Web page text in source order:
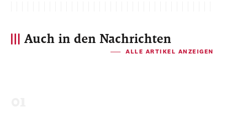
Auch in den Nachrichten
ALLE ARTIKEL ANZEIGEN